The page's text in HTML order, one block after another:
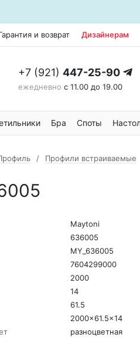
и возврат Дизайнерам
+7 (921) 447-25-90
ежедневно с 11.00 до 19.00
Бра Споты
Профили встраиваемые
Maytoni
636005
MY_636005
7604299000
2000
14
61.5
2000x61.5x14
разноцветная